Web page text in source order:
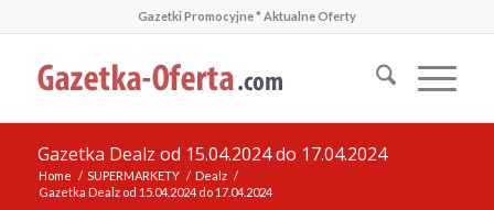
Gazetki Promocyjne * Aktualne Oferty
Gazetka Dealz od 15.04.2024 do 17.04.2024
Home / SUPERMARKETY / Dealz /
Gazetka Dealz od 15.04.2024 do 17.04.2024